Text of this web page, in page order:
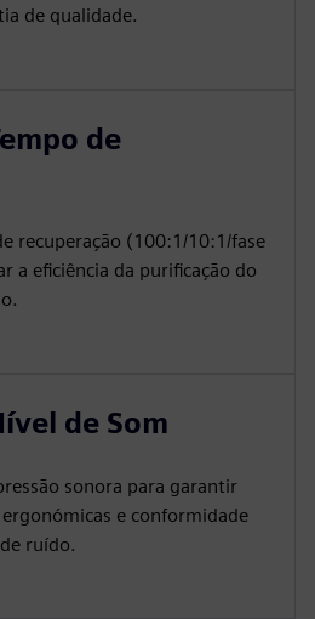
de qualidade.
de
recuperação (100:1/10:1/fase
a eficiência da purificação do
de Som
sonora para garantir
e conformidade
ruído.